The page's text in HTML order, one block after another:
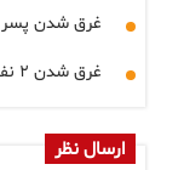
غرق شدن پسر ۱۷ ساله در رودخانه بارکوسرای لنگرود
غرق شدن ۲ نفر از اعضای یک خانواده در شهر هارونی
ارسال نظر